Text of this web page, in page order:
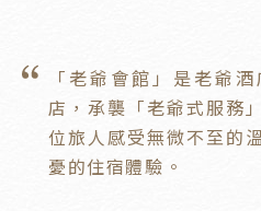
「老爺會館」是老爺
店，承襲「老爺式服務
位旅人感受無微不至的
憂的住宿體驗。